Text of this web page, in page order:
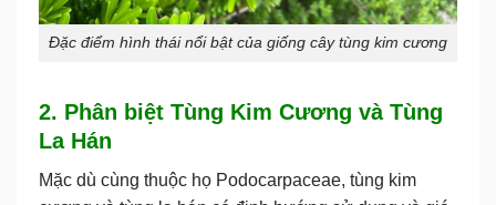
Đặc điểm hình thái nổi bật của giống cây tùng kim cương
2. Phân biệt Tùng Kim Cương và Tùng
La Hán
Mặc dù cùng thuộc họ Podocarpaceae, tùng kim